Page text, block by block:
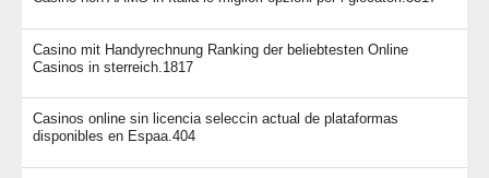
Casino mit Handyrechnung Ranking der beliebtesten Online
Casinos in sterreich.1817
Casinos online sin licencia seleccin actual de plataformas
disponibles en Espaa.404